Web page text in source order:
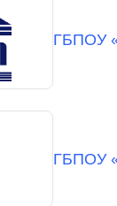
ГБПОУ
ГБПОУ